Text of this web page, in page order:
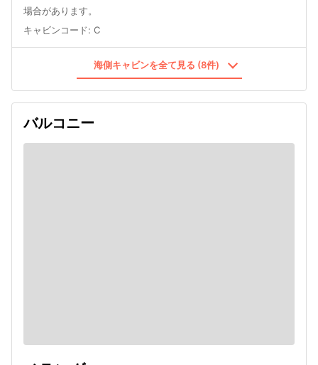
場合があります。
キャビンコード: C
海側キャビンを全て見る (8件)
バルコニー